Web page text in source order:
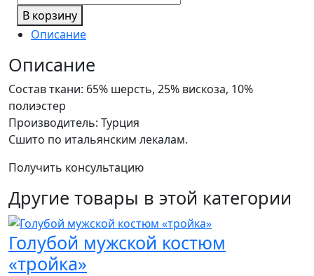
26
900 ₽.
товара
Мужской
костюм
«тройка»
В корзину
Описание
Описание
Состав ткани: 65% шерсть, 25% вискоза, 10%
полиэстер
Производитель: Турция
Сшито по итальянским лекалам.
Получить консультацию
Другие товары в этой категории
Голубой мужской костюм
«тройка»